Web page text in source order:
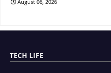
August 06, 2026
TECH LIFE